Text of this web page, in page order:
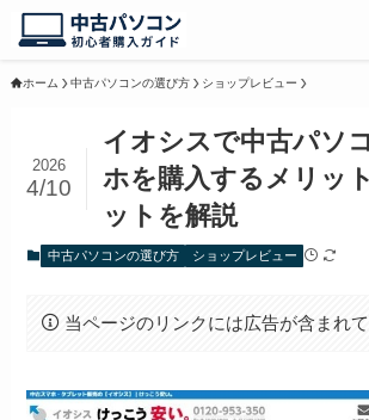
ホーム 中古パソコンの選び方 ショップレビュー
イオシスで中古パソ
ホを購入するメリッ
ットを解説
2026
4/10
中古パソコンの選び方 ショップレビュー
当ページのリンクには広告が含まれて